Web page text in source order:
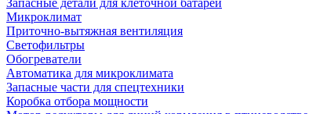
Запасные детали для клеточной батареи
Микроклимат
Приточно-вытяжная вентиляция
Светофильтры
Обогреватели
Автоматика для микроклимата
Запасные части для спецтехники
Коробка отбора мощности